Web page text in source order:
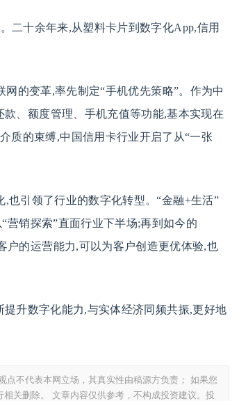
二十余年来,从塑料卡片到数字化App,信用
的变革,率先制定“手机优先策略”。作为中
、额度管理、手机充值等功能,基本实现在
质的束缚,中国信用卡行业开启了从“一张
也引领了行业的数字化转型。“金融+生活”
营销探索”直面行业下半场;再到如今的
的运营能力,可以为客户创造更优体验,也
升数字化能力,与实体经济同频共振,更好地
不代表本网立场，其真实性由稿源方负责； 如果您
关删除。 文章内容仅供参考，不构成投资建议。投